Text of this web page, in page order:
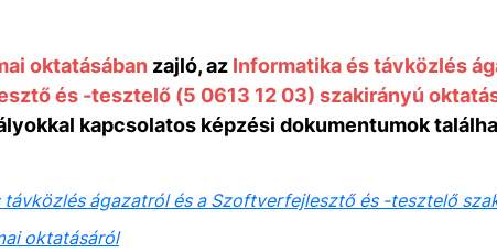
oktatásában zajló, az Informatika és távközlés
és -tesztelő (5 0613 12 03) szakirányú
kapcsolatos képzési dokumentumok
ágazatról és a Szoftverfejlesztő és -tesztelő
oktatásáról